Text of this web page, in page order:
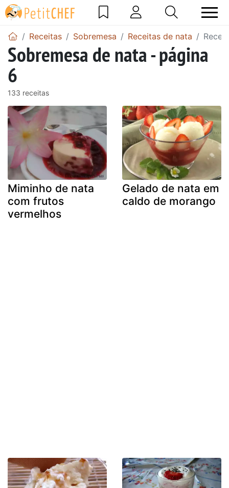
Receitas Sobremesa Receitas de nata
Sobremesa de nata - página
6
133 receitas
Miminho de nata
com frutos
vermelhos
Gelado de nata em
caldo de morango